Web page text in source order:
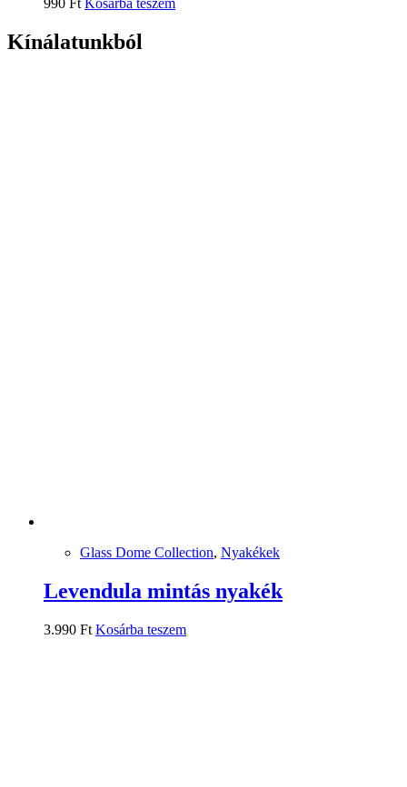
990 Ft Kosárba teszem
Kínálatunkból
Glass Dome Collection, Nyakékek
Levendula mintás nyakék
3.990 Ft Kosárba teszem